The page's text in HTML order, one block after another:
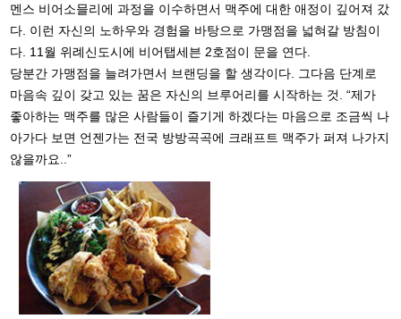
멘스 비어소믈리에 과정을 이수하면서 맥주에 대한 애정이 깊어져 갔
다. 이런 자신의 노하우와 경험을 바탕으로 가맹점을 넓혀갈 방침이
다. 11월 위례신도시에 비어탭세븐 2호점이 문을 연다.
당분간 가맹점을 늘려가면서 브랜딩을 할 생각이다. 그다음 단계로
마음속 깊이 갖고 있는 꿈은 자신의 브루어리를 시작하는 것. “제가
좋아하는 맥주를 많은 사람들이 즐기게 하겠다는 마음으로 조금씩 나
아가다 보면 언젠가는 전국 방방곡곡에 크래프트 맥주가 퍼져 나가지
않을까요..”